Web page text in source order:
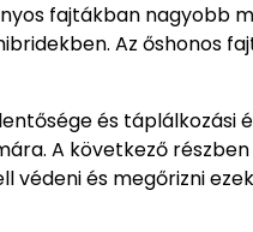
fajtákban nagyobb
Az őshonos
és táplálkozási
A következő
védeni és megőrizni